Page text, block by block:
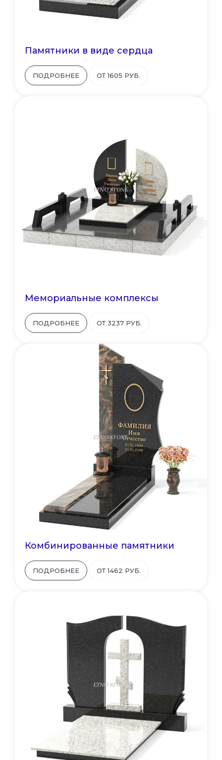
Памятники в виде сердца
ПОДРОБНЕЕ ОТ 1605 РУБ.
Мемориальные комплексы
ПОДРОБНЕЕ ОТ 3237 РУБ.
Комбинированные памятники
ПОДРОБНЕЕ ОТ 1462 РУБ.